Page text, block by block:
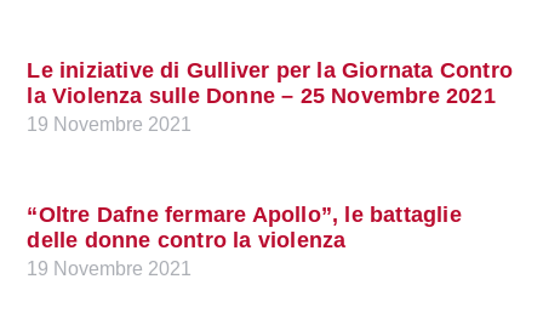
Le iniziative di Gulliver per la Giornata Contro
la Violenza sulle Donne – 25 Novembre 2021
19 Novembre 2021
“Oltre Dafne fermare Apollo”, le battaglie
delle donne contro la violenza
19 Novembre 2021